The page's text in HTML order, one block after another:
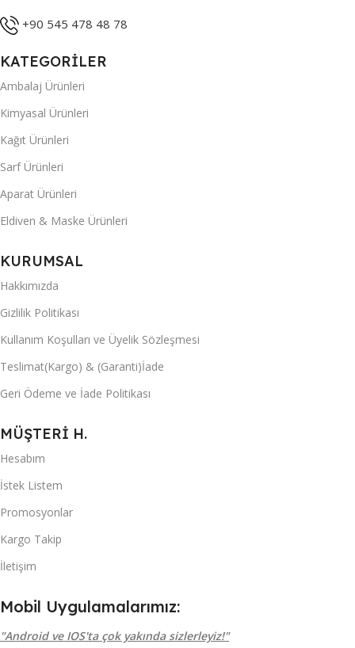
+90 545 478 48 78
KATEGORİLER
Ambalaj Ürünleri
Kimyasal Ürünleri
Kağıt Ürünleri
Sarf Ürünleri
Aparat Ürünleri
Eldiven & Maske Ürünleri
KURUMSAL
Hakkımızda
Gizlilik Politikası
Kullanım Koşulları ve Üyelik Sözleşmesi
Teslimat(Kargo) & (Garanti)İade
Geri Ödeme ve İade Politikası
MÜŞTERİ H.
Hesabım
İstek Listem
Promosyonlar
Kargo Takip
İletişim
Mobil Uygulamalarımız:
"Android ve IOS'ta çok yakında sizlerleyiz!"